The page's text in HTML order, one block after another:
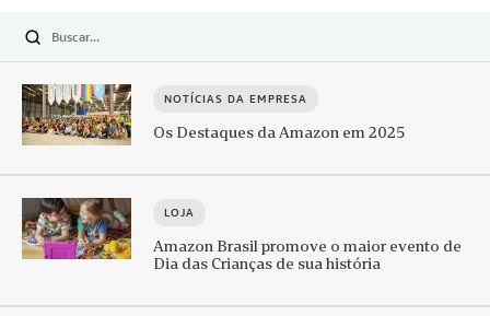
Submit
NOTÍCIAS DA EMPRESA
Os Destaques da Amazon em 2025
LOJA
Amazon Brasil promove o maior evento de
Dia das Crianças de sua história